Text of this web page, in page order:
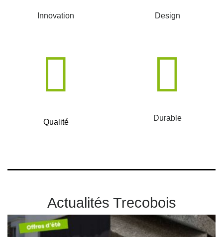
Innovation Design
Qualité Durable
Actualités Trecobois